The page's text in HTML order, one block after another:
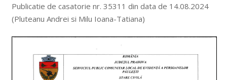
Publicatie de casatorie nr. 35311 din data de 14.08.2024
(Pluteanu Andrei si Milu Ioana-Tatiana)